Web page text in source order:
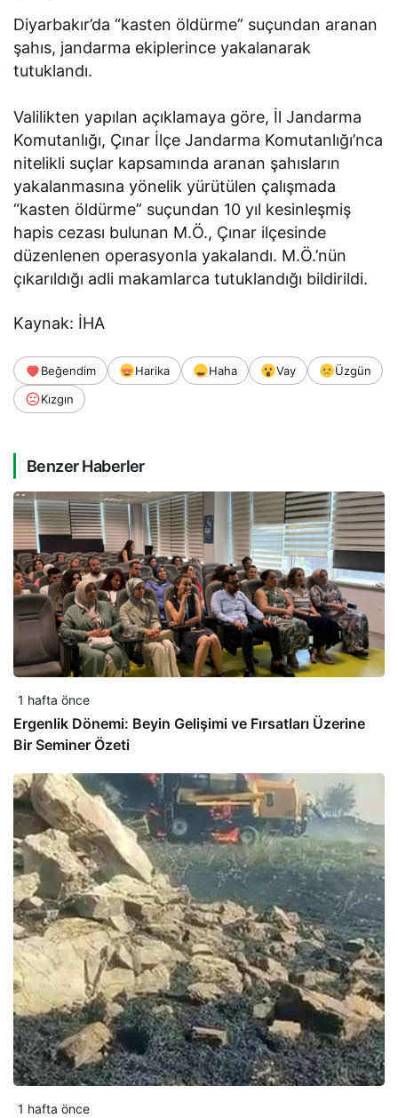
Diyarbakır’da “kasten öldürme” suçundan aranan
şahıs, jandarma ekiplerince yakalanarak
tutuklandı.
Valilikten yapılan açıklamaya göre, İl Jandarma
Komutanlığı, Çınar İlçe Jandarma Komutanlığı’nca
nitelikli suçlar kapsamında aranan şahısların
yakalanmasına yönelik yürütülen çalışmada
“kasten öldürme” suçundan 10 yıl kesinleşmiş
hapis cezası bulunan M.Ö., Çınar ilçesinde
düzenlenen operasyonla yakalandı. M.Ö.’nün
çıkarıldığı adli makamlarca tutuklandığı bildirildi.
Kaynak: İHA
Beğendim Harika Haha Vay
Üzgün
Kızgın
Benzer Haberler
1 hafta önce
Ergenlik Dönemi: Beyin Gelişimi ve Fırsatları Üzerine
Bir Seminer Özeti
1 hafta önce